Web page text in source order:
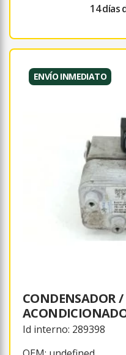
14 días
ENVÍO INMEDIATO
CONDENSADOR
Id interno: 289398